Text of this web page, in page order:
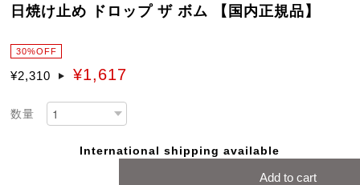
日焼け止め ドロップ ザ ボム 【国内正規品】
30%OFF
¥2,310 ¥1,617
数量
International shipping available
Add to cart